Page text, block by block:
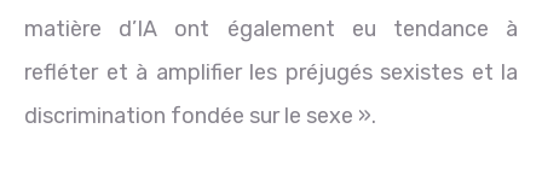
matière d’IA ont également eu tendance à
refléter et à amplifier les préjugés sexistes et la
discrimination fondée sur le sexe ».